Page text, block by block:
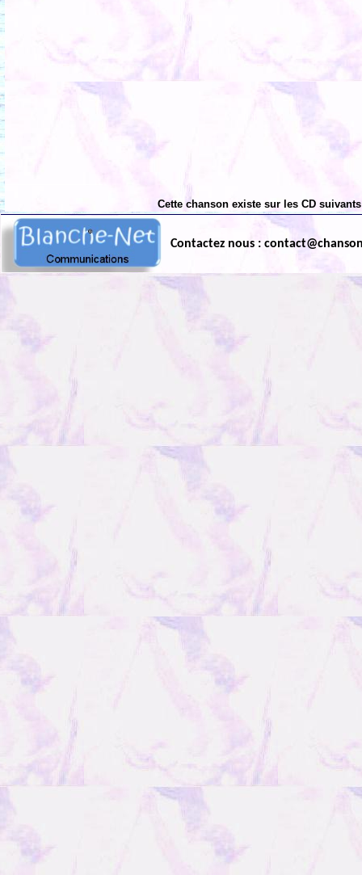
Cette chanson existe sur les CD
Contactez nous :